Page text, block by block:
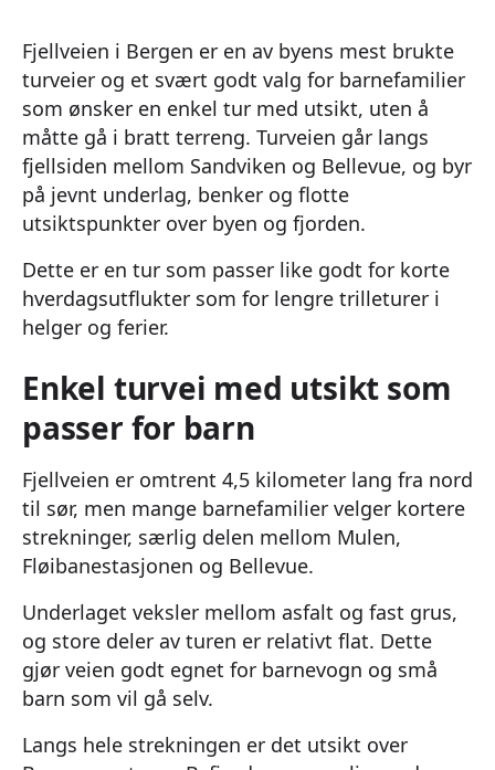
Fjellveien i Bergen er en av byens mest brukte
turveier og et svært godt valg for barnefamilier
som ønsker en enkel tur med utsikt, uten å
måtte gå i bratt terreng. Turveien går langs
fjellsiden mellom Sandviken og Bellevue, og byr
på jevnt underlag, benker og flotte
utsiktspunkter over byen og fjorden.
Dette er en tur som passer like godt for korte
hverdagsutflukter som for lengre trilleturer i
helger og ferier.
Enkel turvei med utsikt som
passer for barn
Fjellveien er omtrent 4,5 kilometer lang fra nord
til sør, men mange barnefamilier velger kortere
strekninger, særlig delen mellom Mulen,
Fløibanestasjonen og Bellevue.
Underlaget veksler mellom asfalt og fast grus,
og store deler av turen er relativt flat. Dette
gjør veien godt egnet for barnevogn og små
barn som vil gå selv.
Langs hele strekningen er det utsikt over